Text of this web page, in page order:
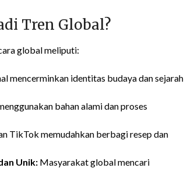
Tren Global?
global meliputi:
mencerminkan identitas budaya dan sejarah
bahan alami dan proses
TikTok memudahkan berbagi resep dan
Unik: Masyarakat global mencari